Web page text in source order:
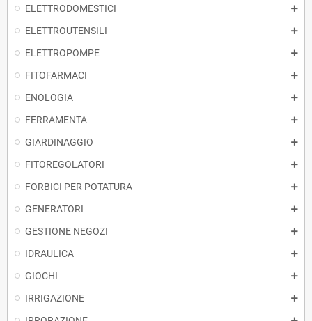
ELETTRODOMESTICI
ELETTROUTENSILI
ELETTROPOMPE
FITOFARMACI
ENOLOGIA
FERRAMENTA
GIARDINAGGIO
FITOREGOLATORI
FORBICI PER POTATURA
GENERATORI
GESTIONE NEGOZI
IDRAULICA
GIOCHI
IRRIGAZIONE